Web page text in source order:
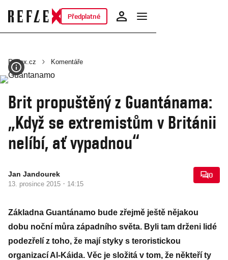
Předplatné
Reflex.cz Komentáře
Brit propuštěný z Guantánama:
„Když se extremistům v Británii
nelíbí, ať vypadnou“
Jan Jandourek
13. prosince 2015 · 14:15
0
Základna Guantánamo bude zřejmě ještě nějakou
dobu noční můra západního světa. Byli tam drženi lidé
podezřelí z toho, že mají styky s teroristickou
organizací Al-Káida. Věc je složitá v tom, že někteří ty